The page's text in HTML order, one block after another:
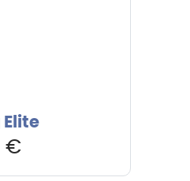
Elite
€